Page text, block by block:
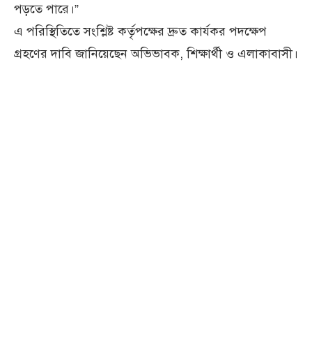
পড়তে পারে।”
এ পরিস্থিতিতে সংশ্লিষ্ট কর্তৃপক্ষের দ্রুত কার্যকর পদক্ষেপ
গ্রহণের দাবি জানিয়েছেন অভিভাবক, শিক্ষার্থী ও এলাকাবাসী।